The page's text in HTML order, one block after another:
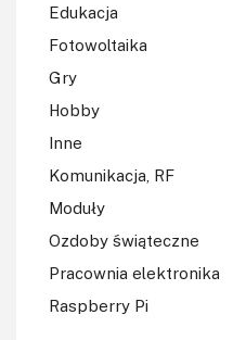
Edukacja
Fotowoltaika
Gry
Hobby
Inne
Komunikacja, RF
Moduły
Ozdoby świąteczne
Pracownia elektronika
Raspberry Pi